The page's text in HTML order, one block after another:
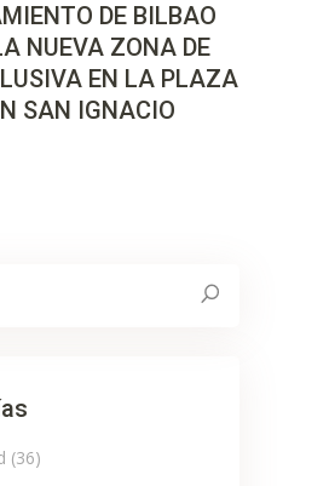
DE BILBAO
NUEVA ZONA DE
EN LA PLAZA
SAN IGNACIO
(36)